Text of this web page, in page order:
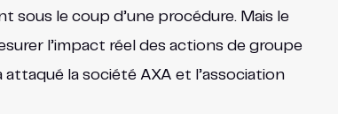
sous le coup d’une procédure. Mais le
l’impact réel des actions de groupe
la société AXA et l’association